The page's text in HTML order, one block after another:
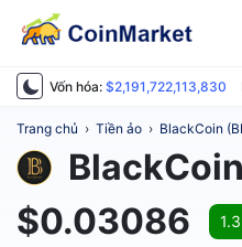
Vốn hóa: $2,191,722,113,830
Trang chủ › Tiền ảo › BlackCoin
BlackCoin
$0.03086